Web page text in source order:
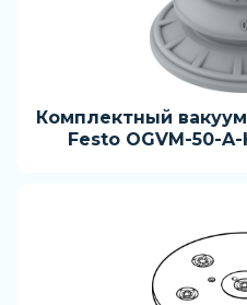
Комплектный
Festo OGVM-50-A-